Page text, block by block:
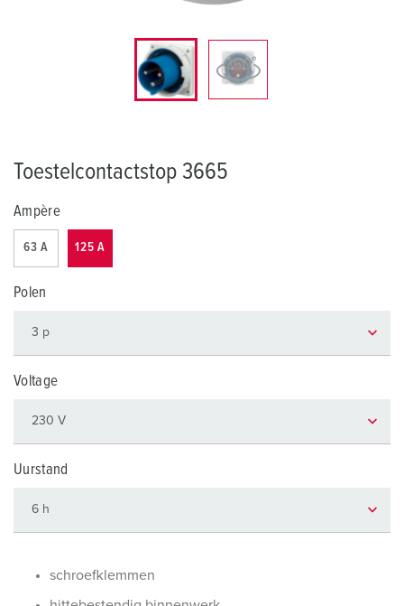
Toestelcontactstop 3665
Ampère
63 A 125 A
Polen
Voltage
Uurstand
schroefklemmen